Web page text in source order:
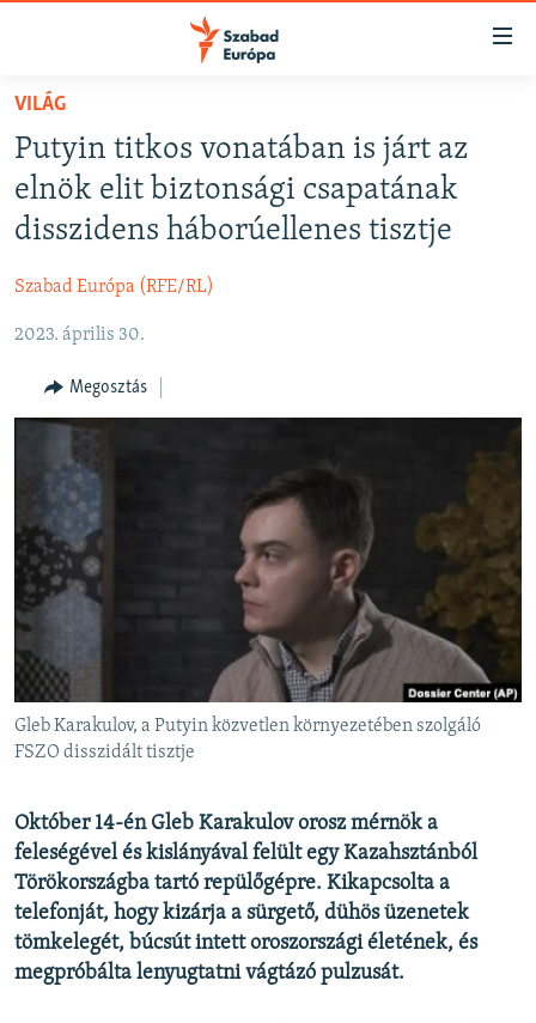
Akadálymentes
Ugrás
fő
oldalra
Ugrás
tartalomjegyzékre
AKTUÁLIS
PODCASTOK
ELEMZŐ
NER15
SZABADON
TÁRSADALOM
DEMOKRÁCIA
A PÉNZ NYOMÁBAN
EURÓPAI UNIÓ
VILÁG
KLÍMAVÁLTOZÁS
A MÚLT TANULSÁGAI
KÖVESSEN MINKET!
Valamennyi RFE/RL weboldal
VILÁG
Putyin titkos vonatában is járt az
elnök elit biztonsági csapatának
disszidens háborúellenes tisztje
Szabad Európa (RFE/RL)
2023. április 30.
Megosztás
Gleb Karakulov, a Putyin közvetlen környezetében szolgáló
FSZO disszidált tisztje
Október 14-én Gleb Karakulov orosz mérnök a
feleségével és kislányával felült egy Kazahsztánból
Törökországba tartó repülőgépre. Kikapcsolta a
telefonját, hogy kizárja a sürgető, dühös üzenetek
tömkelegét, búcsút intett oroszországi életének, és
megpróbálta lenyugtatni vágtázó pulzusát.
FELIRATKOZÁS
Spotify